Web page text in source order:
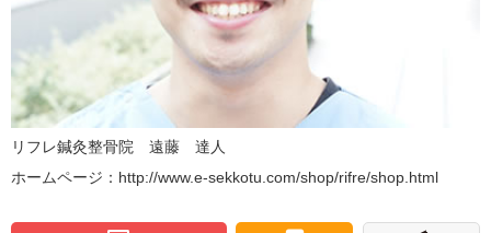
リフレ鍼灸整骨院 遠藤 達人
ホームページ：http://www.e-sekkotu.com/shop/rifre/shop.html